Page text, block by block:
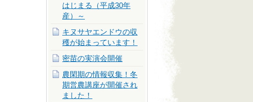
はじまる（平成30年
産）～
キヌサヤエンドウの収
穫が始まっています！
密苗の実演会開催
農閑期の情報収集！冬
期営農講座が開催され
ました！